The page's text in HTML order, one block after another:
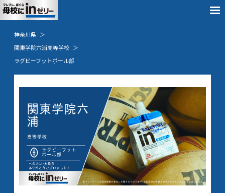
神奈川県
関東学院六浦高等学校
ラグビーフットボール部